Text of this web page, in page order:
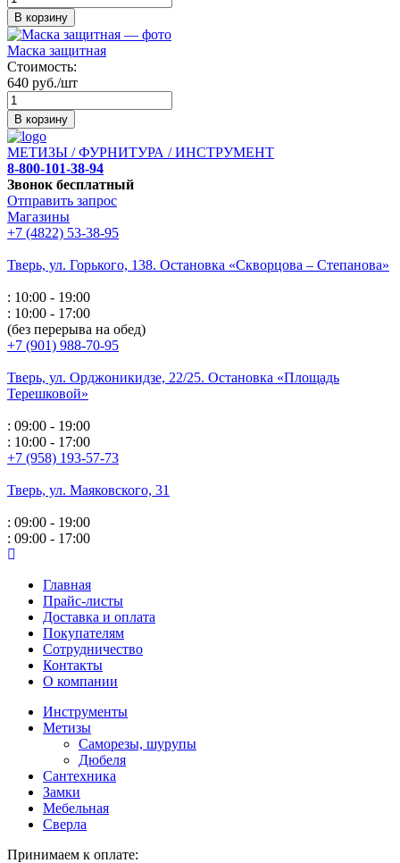
В корзину
Маска защитная
Стоимость:
640 руб./шт
В корзину
МЕТИЗЫ / ФУРНИТУРА / ИНСТРУМЕНТ
8-800-101-38-94
Звонок бесплатный
Отправить запрос
Магазины
+7 (4822) 53-38-95
Тверь, ул. Горького, 138. Остановка «Скворцова – Степанова»
: 10:00 - 19:00
: 10:00 - 17:00
(без перерыва на обед)
+7 (901) 988-70-95
Тверь, ул. Орджоникидзе, 22/25. Остановка «Площадь
Терешковой»
: 09:00 - 19:00
: 10:00 - 17:00
+7 (958) 193-57-73
Тверь, ул. Маяковского, 31
: 09:00 - 19:00
: 09:00 - 17:00
Главная
Прайс-листы
Доставка и оплата
Покупателям
Сотрудничество
Контакты
О компании
Инструменты
Метизы
Саморезы, шурупы
Дюбеля
Сантехника
Замки
Мебельная
Сверла
Принимаем к оплате: